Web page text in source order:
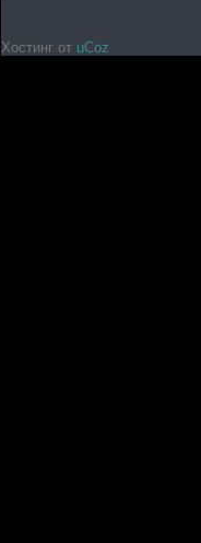
Хостинг от uCoz